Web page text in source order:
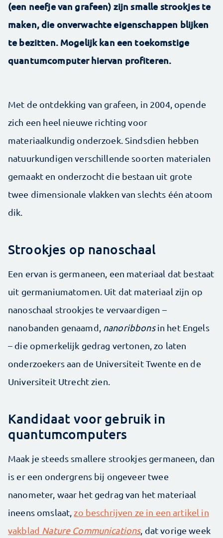
(een neefje van grafeen) zijn smalle strookjes te
maken, die onverwachte eigenschappen blijken
te bezitten. Mogelijk kan een toekomstige
quantumcomputer hiervan profiteren.
Met de ontdekking van grafeen, in 2004, opende
zich een heel nieuwe richting voor
materiaalkundig onderzoek. Sindsdien hebben
natuurkundigen verschillende soorten materialen
gemaakt en onderzocht die bestaan uit grote
twee dimensionale vlakken van slechts één atoom
dik.
Strookjes op nanoschaal
Een ervan is germaneen, een materiaal dat bestaat
uit germaniumatomen. Uit dat materiaal zijn op
nanoschaal strookjes te vervaardigen –
nanobanden genaamd, nanoribbonsin het Engels
– die opmerkelijk gedrag vertonen, zo laten
onderzoekers aan de Universiteit Twente en de
Universiteit Utrecht zien.
Kandidaat voor gebruik in
quantumcomputers
Maak je steeds smallere strookjes germaneen, dan
is er een ondergrens bij ongeveer twee
nanometer, waar het gedrag van het materiaal
ineens omslaat, zo beschrijven ze in een artikel in
vakblad Nature Communications, dat vorige week